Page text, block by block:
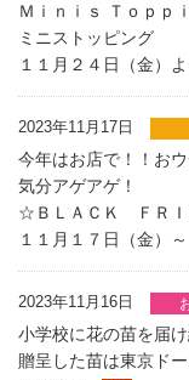
Ｍｉｎｉｓ Ｔｏｐｐ
ミニストッピング
１１月２４日（金）
2023年11月17日
今年はお店で！！おウ
気分アゲアゲ！
☆ＢＬＡＣＫ ＦＲ
１１月１７日（金）
2023年11月16日
小学校に花の苗を届
贈呈した苗は東京ド